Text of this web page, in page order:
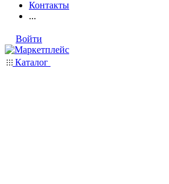
Контакты
...
Войти
Каталог